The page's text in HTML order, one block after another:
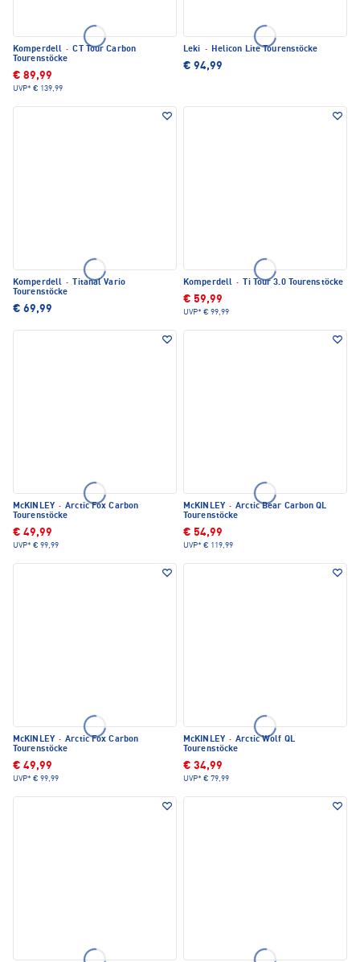
Komperdell · CT Tour Carbon
Tourenstöcke
€ 89,99
UVP* € 139,99
Leki · Helicon Lite Tourenstöcke
€ 94,99
Komperdell ·
Titanal Vario
Tourenstöcke
€ 69,99
Komperdell · Ti Tour 3.0 Tourenstöcke
€ 59,99
UVP* € 99,99
McKINLEY · Arctic Fox Carbon
Tourenstöcke
€ 49,99
UVP* € 99,99
McKINLEY · Arctic Bear Carbon QL
Tourenstöcke
€ 54,99
UVP* € 119,99
McKINLEY · Arctic Fox Carbon
Tourenstöcke
€ 49,99
UVP* € 99,99
McKINLEY · Arctic Wolf QL
Tourenstöcke
€ 34,99
UVP* € 79,99